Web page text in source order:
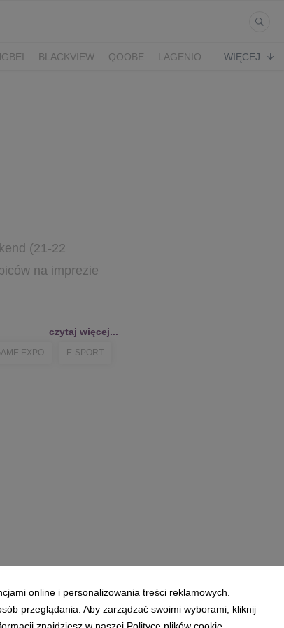
BLACKVIEW QOOBE
LAGENIO
WIĘCEJ
(21-22
na imprezie
czytaj więcej...
EXPO E-SPORT
online i personalizowania treści reklamowych.
przeglądania. Aby zarządzać swoimi wyborami, kliknij